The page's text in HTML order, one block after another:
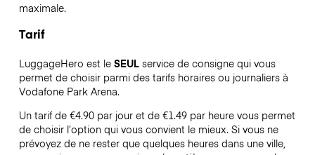
maximale.
Tarif
LuggageHero est le SEULservice de consigne qui vous
permet de choisir parmi des tarifs horaires ou journaliers à
Vodafone Park Arena.
Un tarif de €4.90 par jour et de €1.49 par heure vous permet
de choisir l’option qui vous convient le mieux. Si vous ne
prévoyez de ne rester que quelques heures dans une ville,